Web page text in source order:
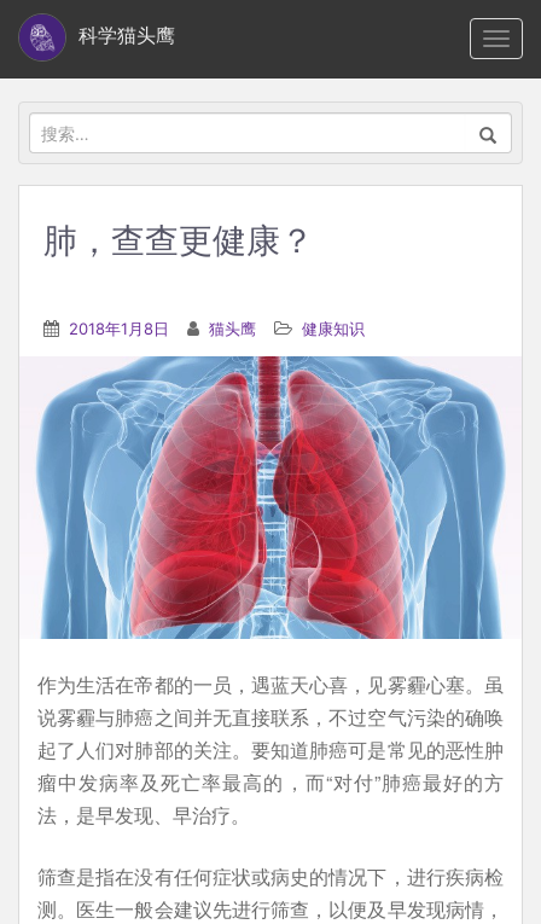
i
科学猫头鹰
搜
索：
肺，查查更健康？
2018年1月8日 猫头鹰 健康知识
作为生活在帝都的一员，遇蓝天心喜，见雾霾心塞。虽
说雾霾与肺癌之间并无直接联系，不过空气污染的确唤
起了人们对肺部的关注。要知道肺癌可是常见的恶性肿
瘤中发病率及死亡率最高的，而“对付”肺癌最好的方
法，是早发现、早治疗。
筛查是指在没有任何症状或病史的情况下，进行疾病检
测。医生一般会建议先进行筛查，以便及早发现病情，